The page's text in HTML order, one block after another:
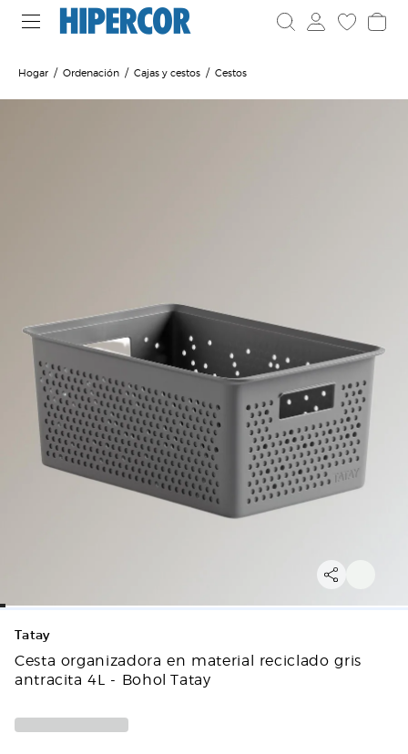
Hogar Ordenación Cajas y cestos Cestos
Tatay
Cesta organizadora en material reciclado gris
antracita 4L - Bohol Tatay